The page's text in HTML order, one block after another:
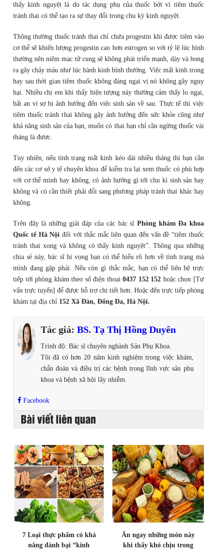
thấy kinh nguyệt là do tác dụng phụ của thuốc bởi vì tiêm thuốc
tránh thai có thể tạo ra sự thay đổi trong chu kỳ kinh nguyệt.
Thông thường thuốc tránh thai chỉ chứa progestin khi được tiêm vào
cơ thể sẽ khiến lượng progestin cao hơn estrogen so với tỷ lệ lúc bình
thường nên niêm mạc tử cung sẽ không phát triển mạnh, dày và bong
ra gây chảy máu như lúc hành kinh bình thường. Việc mất kinh trong
hay sau thời gian tiêm thuốc không đáng ngại vị nó không gây nguy
hại. Nhiều chị em khi thấy hiện tượng này thường cảm thấy lo ngại,
bất an vì sợ bị ảnh hưởng đến việc sinh sản về sau. Thực tế thì việc
tiêm thuốc tránh thai không gây ảnh hưởng đến sức khỏe cũng như
khả năng sinh sản của bạn, muốn có thai bạn chỉ cần ngừng thuốc vài
tháng là được.
Tuy nhiên, nếu tình trạng mất kinh kéo dài nhiều tháng thì bạn cần
đến các cơ sở y tế chuyên khoa để kiểm tra lại xem thuốc có phù hợp
với cơ thể mình hay không, có ảnh hưởng gì tới chu kì sinh sản hay
không và có cần thiết phải đổi sang phương pháp tránh thai khác hay
không.
Trên đây là những giải đáp của các bác sĩ Phòng khám Đa khoa
Quốc tế Hà Nội đối với thắc mắc liên quan đến vấn đề “tiêm thuốc
tránh thai xong và không có thấy kinh nguyệt”. Thông qua những
chia sẻ này, bác sĩ hi vọng bạn có thể hiểu rõ hơn về tình trạng mà
mình đang gặp phải. Nếu còn gì thắc mắc, bạn có thể liên hệ trực
tiếp tới phòng khám theo số điện thoại0437 152 152 hoặc chọn [Tư
vấn trực tuyến] để được hỗ trợ chi tiết hơn. Hoặc đến trực tiếp phòng
khám tại địa chỉ 152 Xã Đàn, Đống Đa, Hà Nội.
Tác giả: BS. Tạ Thị Hồng Duyên
Trình độ: Bác sĩ chuyên nghành Sản Phụ Khoa.
Tôi đã có hơn 20 năm kinh nghiệm trong việc khám,
chẩn đoán và điều trị các bệnh trong lĩnh vực sản phụ
khoa và bệnh xã hội lây nhiễm.
Facebook
Bài viết liên quan
7 Loại thực phẩm có khả
năng đánh bại “kinh
Ăn ngay những món này
khi thấy khó chịu trong